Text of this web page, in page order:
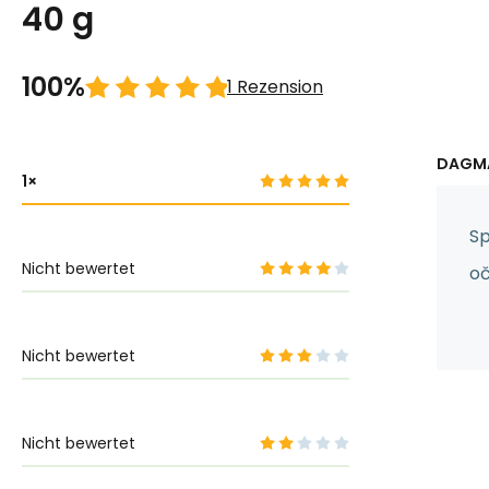
40 g
100% 1 Rezension
1
Nicht bewertet
Nicht bewertet
Nicht bewertet